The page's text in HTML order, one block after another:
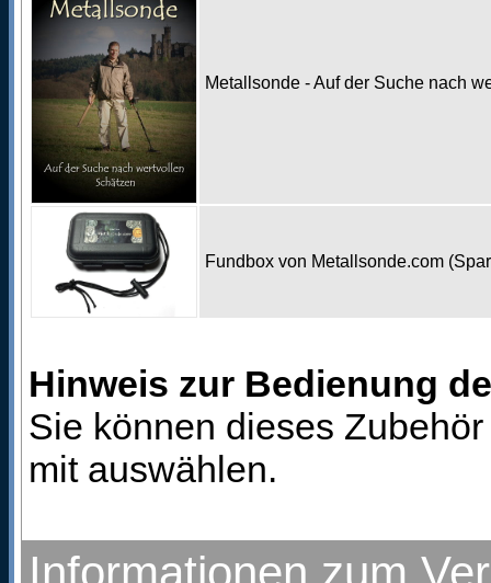
Metallsonde - Auf der Suche nach
Fundbox von Metallsonde.com
Hinweis zur Bedienung
Sie können dieses
mit auswählen.
Informationen zum